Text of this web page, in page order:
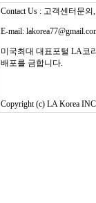
Contact Us : 고객센터문의
E-mail:
미국최대 대표포털 LA코
배포를 금합니다.
Copyright (c) LA Korea